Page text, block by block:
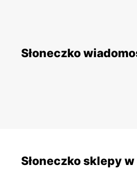
Słoneczko
Słoneczko sklepy